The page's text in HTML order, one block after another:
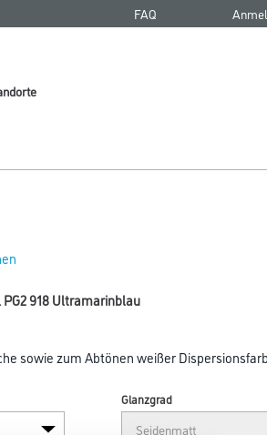
FAQ
918 Ultramarinblau
sowie zum Abtönen weißer
Glanzgrad